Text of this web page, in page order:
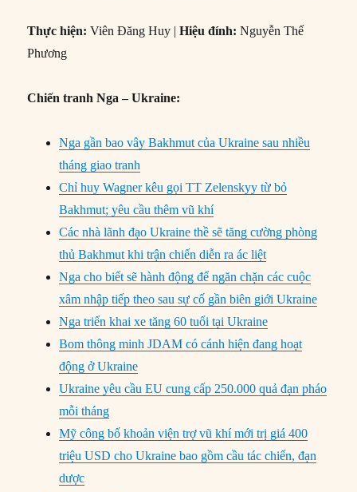
Thực hiện: Viên Đăng Huy |Hiệu đính: Nguyễn Thế
Phương
Chiến tranh Nga – Ukraine:
Nga gần bao vây Bakhmut của Ukraine sau nhiều
tháng giao tranh
Chỉ huy Wagner kêu gọi TT Zelenskyy từ bỏ
Bakhmut; yêu cầu thêm vũ khí
Các nhà lãnh đạo Ukraine thề sẽ tăng cường phòng
thủ Bakhmut khi trận chiến diễn ra ác liệt
Nga cho biết sẽ hành động để ngăn chặn các cuộc
xâm nhập tiếp theo sau sự cố gần biên giới Ukraine
Nga triển khai xe tăng 60 tuổi tại Ukraine
Bom thông minh JDAM có cánh hiện đang hoạt
động ở Ukraine
Ukraine yêu cầu EU cung cấp 250.000 quả đạn pháo
mỗi tháng
Mỹ công bố khoản viện trợ vũ khí mới trị giá 400
triệu USD cho Ukraine bao gồm cầu tác chiến, đạn
dược